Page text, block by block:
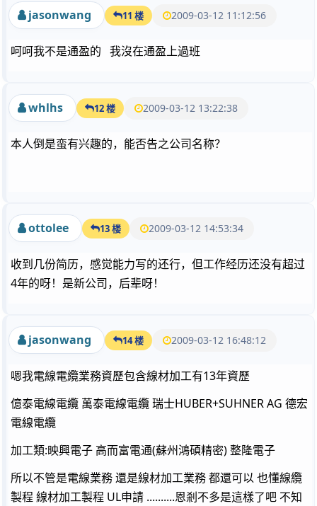
jasonwang 11 楼 2009-03-12 11:12:56
呵呵我不是通盈的 我沒在通盈上過班
whlhs 12 楼 2009-03-12 13:22:38
本人倒是蛮有兴趣的，能否告之公司名称？
ottolee 13 楼 2009-03-12 14:53:34
收到几份简历，感觉能力写的还行，但工作经历还没有超过
4年的呀！是新公司，后辈呀！
jasonwang 14 楼 2009-03-12 16:48:12
嗯我電線電纜業務資歷包含線材加工有13年資歷
億泰電線電纜 萬泰電線電纜 瑞士HUBER+SUHNER AG 德宏
電線電纜
加工類:映興電子 高而富電通(蘇州鴻碩精密) 整隆電子
所以不管是電線業務 還是線材加工業務 都還可以 也懂線纜
製程 線材加工製程 UL申請 ..........恩剎不多是這樣了吧 不知